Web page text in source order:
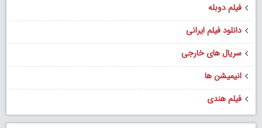
فیلم دوبله
دانلود فیلم ایرانی
سریال های خارجی
انیمیشن ها
فیلم هندی